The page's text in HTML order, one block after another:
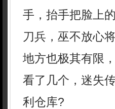
手，抬手把脸上
刀兵，巫不放心
地方也极其有限
看了几个，迷失
利仓库?